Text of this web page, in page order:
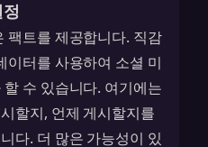
팩트를 제공합니다. 직감
이터를 사용하여 소셜 미
수 있습니다. 여기에는
할지, 언제 게시할지를
다. 더 많은 가능성이 있